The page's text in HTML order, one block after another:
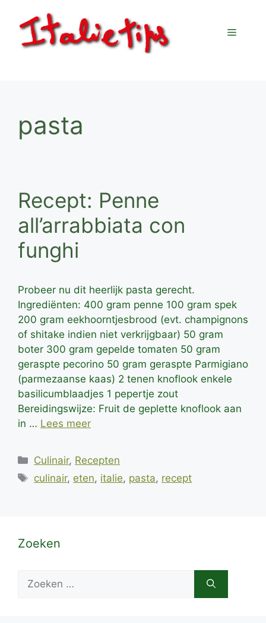
naar
inhoud
Menu
pasta
Recept: Penne
all’arrabbiata con
funghi
Probeer nu dit heerlijk pasta gerecht.
Ingrediënten: 400 gram penne 100 gram spek
200 gram eekhoorntjesbrood (evt. champignons
of shitake indien niet verkrijgbaar) 50 gram
boter 300 gram gepelde tomaten 50 gram
geraspte pecorino 50 gram geraspte Parmigiano
(parmezaanse kaas) 2 tenen knoflook enkele
basilicumblaadjes 1 pepertje zout
Bereidingswijze: Fruit de geplette knoflook aan
in … Lees meer
Categorieën
Culinair, Recepten
Tags
culinair, eten, italie, pasta, recept
Zoeken
naar: